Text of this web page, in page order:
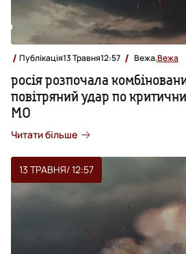
Публікація13 Травня12:57 Вежа,Вежа
росія розпочала
повітряний удар по
МО
Читати більше
13 ТРАВНЯ/ 12:57